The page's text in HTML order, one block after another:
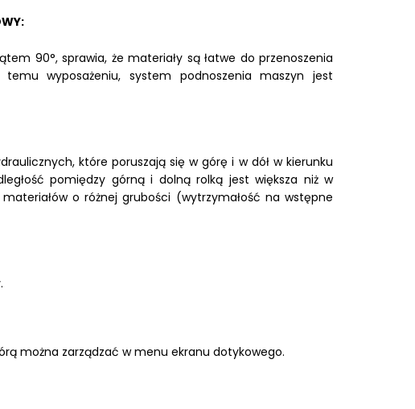
90°, sprawia, że materiały są łatwe do przenoszenia
wyposażeniu, system podnoszenia maszyn jest
które poruszają się w górę i w dół w kierunku
pomiędzy górną i dolną rolką jest większa niż w
o różnej grubości (wytrzymałość na wstępne
można zarządzać w menu ekranu dotykowego.